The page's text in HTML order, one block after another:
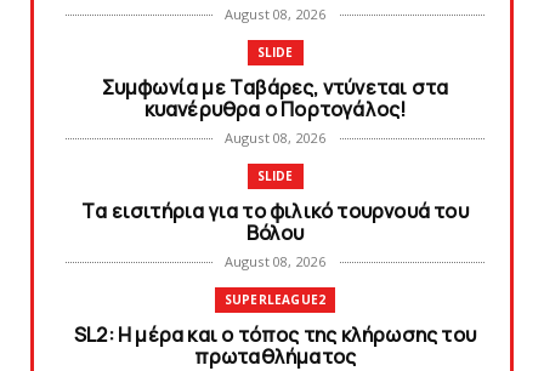
August 08, 2026
SLIDE
Συμφωνία με Tαβάρες, ντύνεται στα
κυανέρυθρα ο Πορτογάλος!
August 08, 2026
SLIDE
Tα εισιτήρια για το φιλικό τουρνουά του
Bόλου
August 08, 2026
SUPERLEAGUE2
SL2: Η μέρα και ο τόπος της κλήρωσης του
πρωταθλήματος